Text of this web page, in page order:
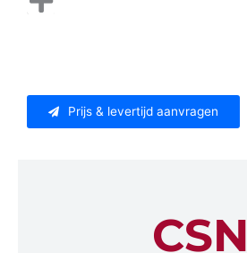
Prijs & levertijd aanvragen
CSN